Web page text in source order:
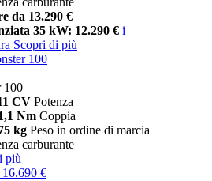
da 13.290 €
35 kW: 12.290 € i
Scopri di più
100
100
CV Potenza
Nm Coppia
kg Peso in ordine di marcia
carburante
più
€